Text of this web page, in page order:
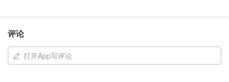
评论
打开App写评论